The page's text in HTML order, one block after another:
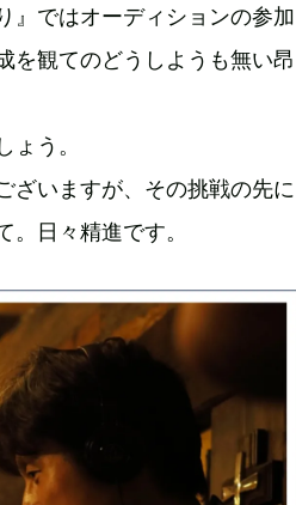
』ではオーディションの参加
を観てのどうしようも無い昂
う。
ざいますが、その挑戦の先に
日々精進です。